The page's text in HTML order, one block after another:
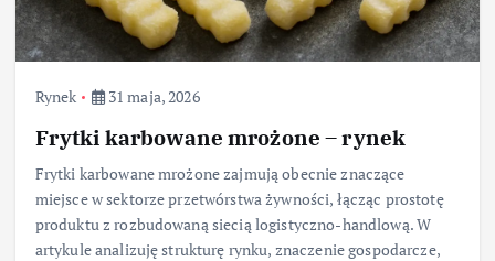
Rynek 31 maja, 2026
Frytki karbowane mrożone – rynek
Frytki karbowane mrożone zajmują obecnie znaczące
miejsce w sektorze przetwórstwa żywności, łącząc prostotę
produktu z rozbudowaną siecią logistyczno-handlową. W
artykule analizuję strukturę rynku, znaczenie gospodarcze,